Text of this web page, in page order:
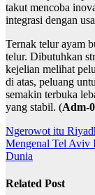
takut mencoba
integrasi dengan
Ternak telur ayam
telur. Dibutuhkan
kejelian melihat
di atas, peluang
semakin terbuka
yang stabil. (Adm-
Navigasi
pos
Ngerowot itu
Mengenal Tel Aviv
Dunia
Related Post